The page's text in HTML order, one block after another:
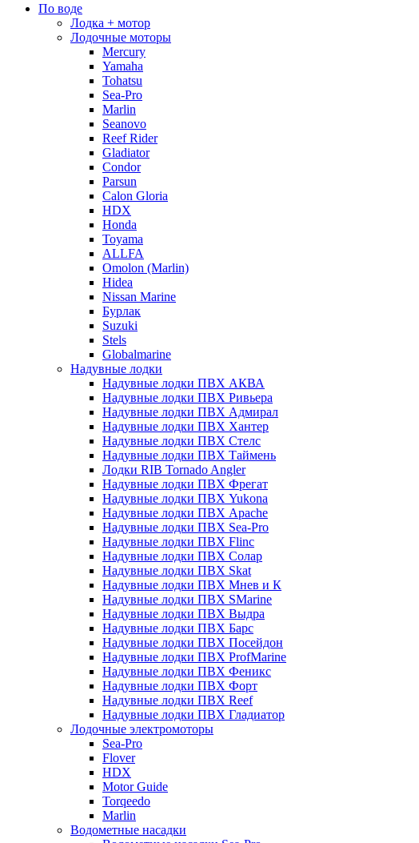
По воде
Лодка + мотор
Лодочные моторы
Mercury
Yamaha
Tohatsu
Sea-Pro
Marlin
Seanovo
Reef Rider
Gladiator
Condor
Parsun
Calon Gloria
HDX
Honda
Toyama
ALLFA
Omolon (Marlin)
Hidea
Nissan Marine
Бурлак
Suzuki
Stels
Globalmarine
Надувные лодки
Надувные лодки ПВХ АКВА
Надувные лодки ПВХ Ривьера
Надувные лодки ПВХ Адмирал
Надувные лодки ПВХ Хантер
Надувные лодки ПВХ Стелс
Надувные лодки ПВХ Таймень
Лодки RIB Tornado Angler
Надувные лодки ПВХ Фрегат
Надувные лодки ПВХ Yukona
Надувные лодки ПВХ Apache
Надувные лодки ПВХ Sea-Pro
Надувные лодки ПВХ Flinc
Надувные лодки ПВХ Солар
Надувные лодки ПВХ Skat
Надувные лодки ПВХ Мнев и К
Надувные лодки ПВХ SMarine
Надувные лодки ПВХ Выдра
Надувные лодки ПВХ Барс
Надувные лодки ПВХ Посейдон
Надувные лодки ПВХ ProfMarine
Надувные лодки ПВХ Феникс
Надувные лодки ПВХ Форт
Надувные лодки ПВХ Reef
Надувные лодки ПВХ Гладиатор
Лодочные электромоторы
Sea-Pro
Flover
HDX
Motor Guide
Torqeedo
Marlin
Водометные насадки